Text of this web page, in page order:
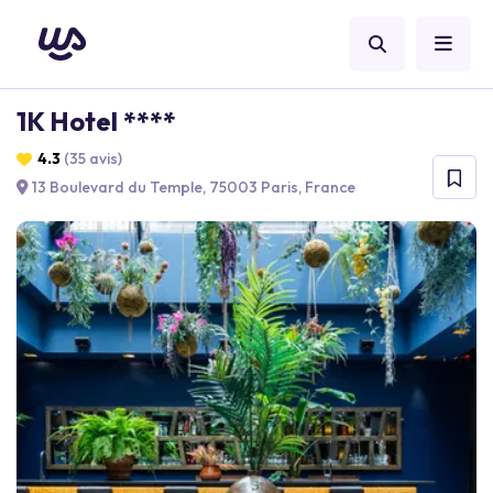
1K Hotel ****
4.3 (35 avis)
13 Boulevard du Temple, 75003 Paris, France